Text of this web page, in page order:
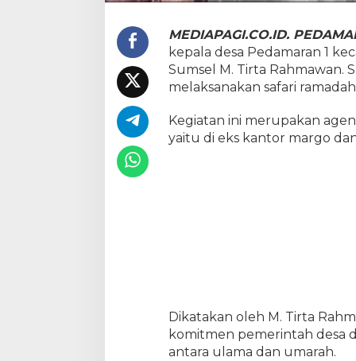
n
1
L
k
a
n
a
m
a
d
MEDIAPAGI.CO.ID.
kepala desa Pedamaran 1
Sumsel M. Tirta Rahmawan.
melaksanakan safari
Kegiatan ini merupakan
yaitu di eks kantor margo
Dikatakan oleh M. Tirta
komitmen pemerintah desa
antara ulama dan umarah.